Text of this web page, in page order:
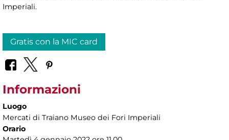
Imperiali.
Gratis con la MIC card
Informazioni
Luogo
Mercati di Traiano Museo dei Fori Imperiali
Orario